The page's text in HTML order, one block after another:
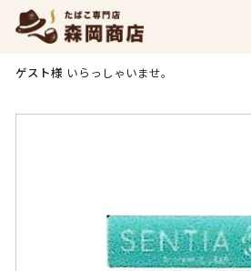
ゲスト様 いらっしゃいませ。
商品ご購入ページ